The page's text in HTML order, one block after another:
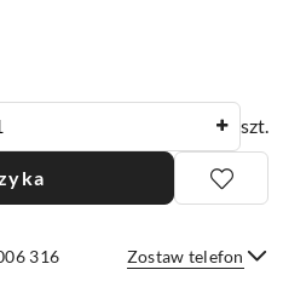
szt.
316 Zostaw telefon